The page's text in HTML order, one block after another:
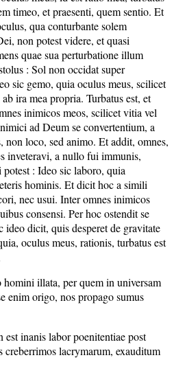
timeo, et praesenti, quem sentio. Et
qua conturbante solem
non potest videre, et quasi
quae sua perturbatione illum
: Sol non occidat super
sic gemo, quia oculus meus, scilicet
ira mea propria. Turbatus est, et
inimicos meos, scilicet vitia vel
ad Deum se convertentium, a
non loco, sed animo. Et addit, omnes,
inveteravi, a nullo fui immunis,
: Ideo sic laboro, quia
hominis. Et dicit hoc a simili
nec usui. Inter omnes inimicos
consensi. Per hoc ostendit se
dicit, quis desperet de gravitate
oculus meus, rationis, turbatus est
illata, per quem in universam
enim origo, nos propago sumus
inanis labor poenitentiae post
creberrimos lacrymarum, exauditum